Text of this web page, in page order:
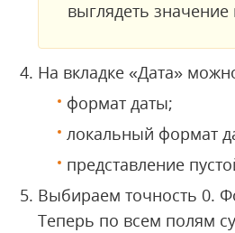
выглядеть значение
На вкладке «Дата»
формат даты;
локальный формат
представление
Выбираем точность 0.
Теперь по всем полям